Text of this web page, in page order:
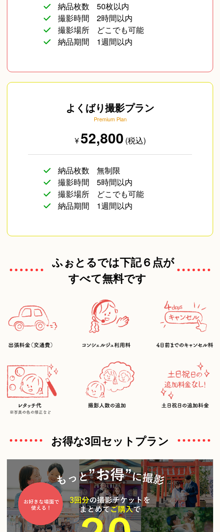
納品枚数
50枚以内
撮影時間
2時間以内
撮影場所
どこでも可能
納品期間
1週間以内
よくばり撮影プラン
Premium Plan
¥52,800 (税込)
納品枚数
無制限
撮影時間
5時間以内
撮影場所
どこでも可能
納品期間
1週間以内
ふぉとるでは下記６点が
すべて無料です
お得な3回セットプラン